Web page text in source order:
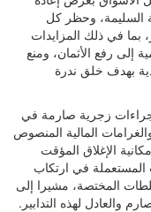
السليمة، وحظر كل
بما في ذلك المزايدات
إلى رفع الأثمان، ومنع
بهدف خلق ندرة
زجرية صارمة في
المالية المنصوص
الإغلاق المؤقت
المستعملة في ارتكاب
المختصة، مشيرا إلى
والعادل لهذه التدابير.